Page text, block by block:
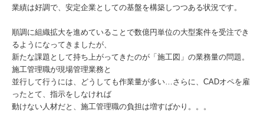
業績は好調で、安定企業としての基盤を構築しつつある状況です。
順調に組織拡大を進めていることで数億円単位の大型案件を受注でき
るようになってきましたが、
新たな課題として持ち上がってきたのが「施工図」の業務量の問題。
施工管理職が現場管理業務と
並行して行うには、どうしても作業量が多い…さらに、CADオペを雇
ったとて、指示をしなければ
動けない人材だと、施工管理職の負担は増すばかり。。。